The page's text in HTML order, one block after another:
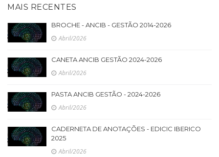
MAIS RECENTES
BROCHE - ANCIB - GESTÃO 2014-2026
Abril/2026
CANETA ANCIB GESTÃO 2024-2026
Abril/2026
PASTA ANCIB GESTÃO - 2024-2026
Abril/2026
CADERNETA DE ANOTAÇÕES - EDICIC IBERICO
2025
Abril/2026